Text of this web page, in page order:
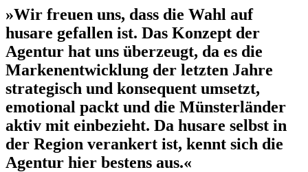
»Wir freuen uns, dass die Wahl auf
husare gefallen ist. Das Konzept der
Agentur hat uns überzeugt, da es die
Markenentwicklung der letzten Jahre
strategisch und konsequent umsetzt,
emotional packt und die Münsterländer
aktiv mit einbezieht. Da husare selbst in
der Region verankert ist, kennt sich die
Agentur hier bestens aus.«